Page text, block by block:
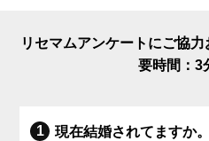
リセマムアンケートにご協
要時間：3
現在結婚されてますか。